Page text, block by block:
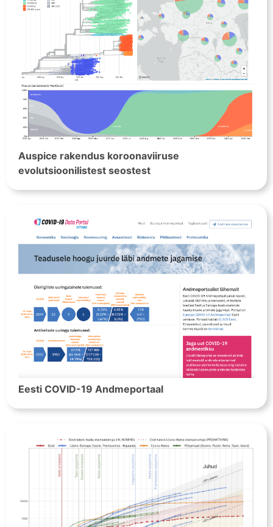
Auspice rakendus koroonaviiruse
evolutsioonilistest seostest
Eesti COVID-19 Andmeportaal